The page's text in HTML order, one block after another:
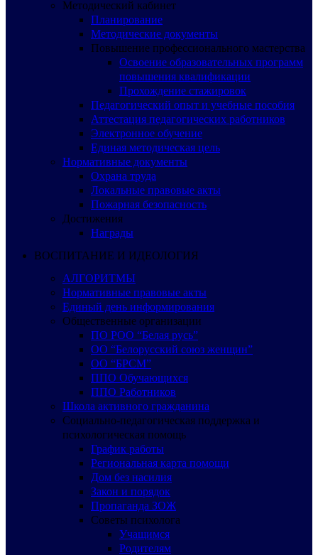
Методический кабинет
Планирование
Методические документы
Повышение профессионального мастерства
Освоение образовательных программ
повышения квалификации
Прохождение стажировок
Педагогический опыт и учебные пособия
Аттестация педагогических работников
Электронное обучение
Единая методическая цель
Нормативные документы
Охрана труда
Локальные правовые акты
Пожарная безопасность
Достижения
Награды
ВОСПИТАНИЕ И ИДЕОЛОГИЯ
АЛГОРИТМЫ
Нормативные правовые акты
Единый день информирования
Общественные организации
ПО РОО “Белая русь”
ОО “Белорусский союз женщин”
ОО “БРСМ”
ППО Обучающихся
ППО Работников
Школа активного гражданина
Социально-педагогическая поддержка и
психологическая помощь
График работы
Региональная карта помощи
Дом без насилия
Закон и порядок
Пропаганда ЗОЖ
Советы психолога
Учащимся
Родителям